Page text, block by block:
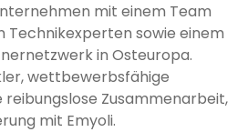
mit einem Team
Technikexperten sowie einem
in Osteuropa.
wettbewerbsfähige
reibungslose Zusammenarbeit,
mit Emyoli.